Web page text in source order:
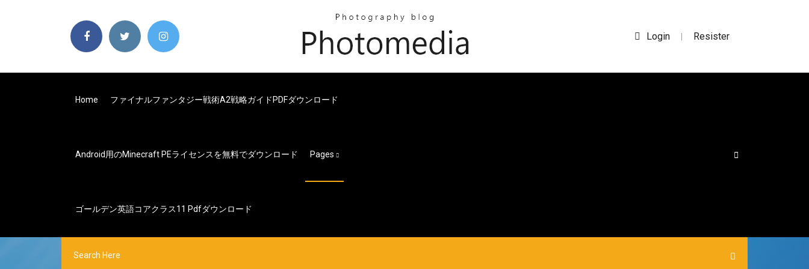
Login | Resister
Home ファイナルファンタジー戦術a2戦略ガイドPDFダウンロード
Android用のMinecraft PEライセンスを無料でダウンロード Pages
ゴールデン英語コアクラス11 Pdfダウンロード